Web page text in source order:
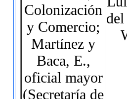
Colonización
y Comercio;
Martínez y
Baca, E.,
oficial mayor
(Secretaría de